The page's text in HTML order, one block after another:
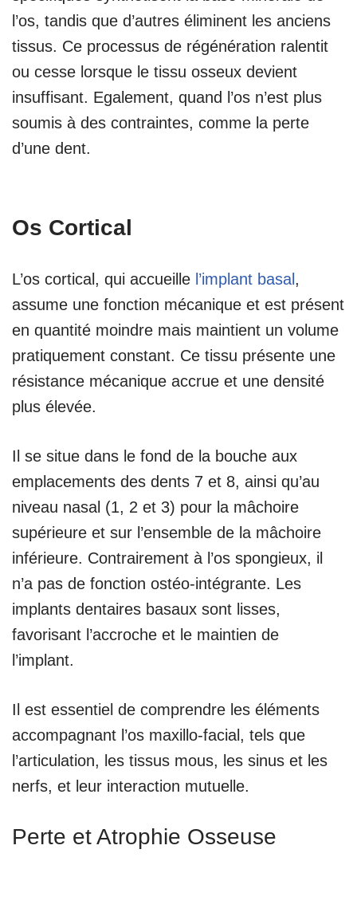
l’os, tandis que d’autres éliminent les anciens
tissus. Ce processus de régénération ralentit
ou cesse lorsque le tissu osseux devient
insuffisant. Egalement, quand l’os n’est plus
soumis à des contraintes, comme la perte
d’une dent.
Os Cortical
L’os cortical, qui accueille l’implant basal ,
assume une fonction mécanique et est présent
en quantité moindre mais maintient un volume
pratiquement constant. Ce tissu présente une
résistance mécanique accrue et une densité
plus élevée.
Il se situe dans le fond de la bouche aux
emplacements des dents 7 et 8, ainsi qu’au
niveau nasal (1, 2 et 3) pour la mâchoire
supérieure et sur l’ensemble de la mâchoire
inférieure. Contrairement à l’os spongieux, il
n’a pas de fonction ostéo-intégrante. Les
implants dentaires basaux sont lisses,
favorisant l’accroche et le maintien de
l’implant.
Il est essentiel de comprendre les éléments
accompagnant l’os maxillo-facial, tels que
l’articulation, les tissus mous, les sinus et les
nerfs, et leur interaction mutuelle.
Perte et Atrophie Osseuse